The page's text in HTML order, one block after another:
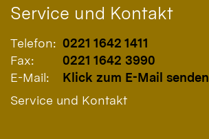
Service und Kontakt
Telefon: 0221 1642 1411
Fax:
0221 1642 3990
E-Mail:
Klick zum E-Mail senden
Service und Kontakt